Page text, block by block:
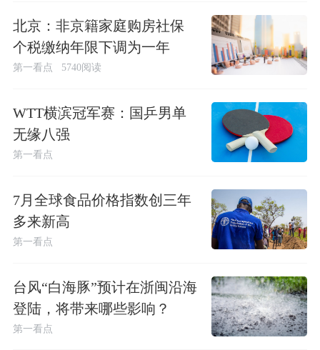
北京：非京籍家庭购房社保
个税缴纳年限下调为一年
第一看点 5740阅读
WTT横滨冠军赛：国乒男单
无缘八强
第一看点
7月全球食品价格指数创三年
多来新高
第一看点
台风“白海豚”预计在浙闽沿海
登陆，将带来哪些影响？
第一看点